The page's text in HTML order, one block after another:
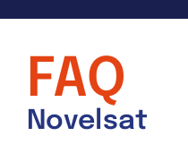
FAQ
Novelsat